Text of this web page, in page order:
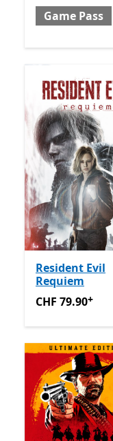
Game Pass
Resident Evil
Requiem
CHF 79.90Avec
CHF 79.90+